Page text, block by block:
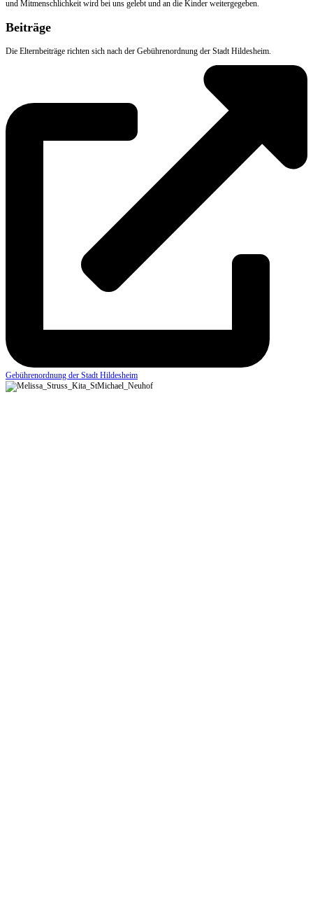
und Mitmenschlichkeit wird bei uns gelebt und an die Kinder weitergegeben.
Beiträge
Die Elternbeiträge richten sich nach der Gebührenordnung der Stadt Hildesheim.
Gebührenordnung der Stadt Hildesheim